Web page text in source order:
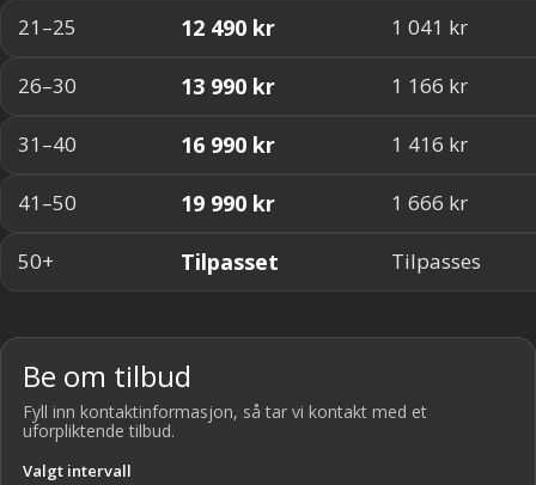
21–25 12 490 kr 1 041 kr
26–30 13 990 kr 1 166 kr
31–40 16 990 kr 1 416 kr
41–50 19 990 kr 1 666 kr
50+ Tilpasset Tilpasses
Be om tilbud
Fyll inn kontaktinformasjon, så tar vi kontakt med et
uforpliktende tilbud.
Valgt intervall